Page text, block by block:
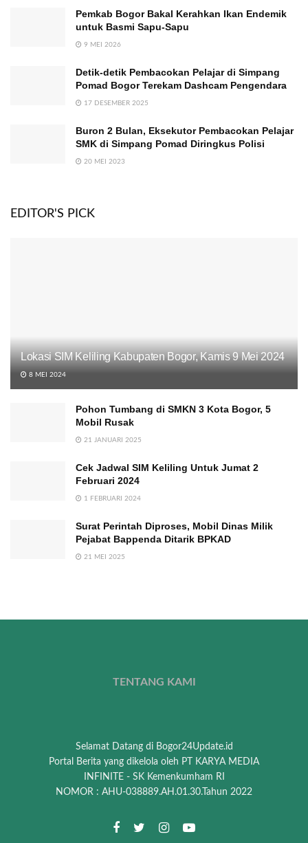
Pemkab Bogor Bakal Kerahkan Ikan Endemik
untuk Basmi Sapu-Sapu
9 MEI 2026
Detik-detik Pembacokan Pelajar di Simpang
Pomad Bogor Terekam Dashcam Pengendara
17 DESEMBER 2025
Buron 2 Bulan, Eksekutor Pembacokan Pelajar
SMK di Simpang Pomad Diringkus Polisi
20 MEI 2023
EDITOR'S PICK
Lokasi SIM Keliling Kabupaten Bogor, Kamis 9 Mei 2024
8 MEI 2024
Pohon Tumbang di SMKN 3 Kota Bogor, 5
Mobil Rusak
21 JANUARI 2025
Cek Jadwal SIM Keliling Untuk Jumat 2
Februari 2024
1 FEBRUARI 2024
Surat Perintah Diproses, Mobil Dinas Milik
Pejabat Bappenda Ditarik BPKAD
21 MEI 2025
TENTANG KAMI
Selamat Datang di Bogor24Update.id
Portal Berita yang dikelola oleh PT KARYA MEDIA
INFINITE - SK Kemenkumham RI
NOMOR : AHU-038889.AH.01.30.Tahun 2022